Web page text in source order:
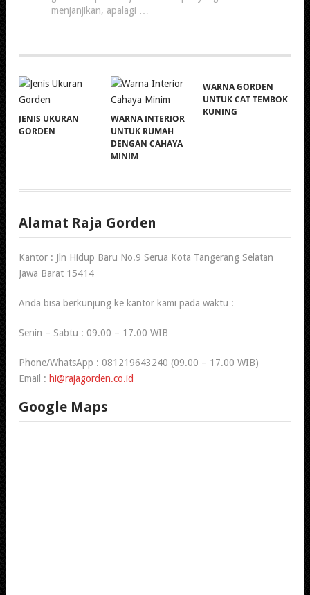
menjanjikan, apalagi …
JENIS UKURAN
GORDEN
WARNA INTERIOR
UNTUK RUMAH
DENGAN CAHAYA
MINIM
WARNA GORDEN
UNTUK CAT TEMBOK
KUNING
Alamat Raja Gorden
Kantor : Jln Hidup Baru No.9 Serua Kota Tangerang Selatan
Jawa Barat 15414
Anda bisa berkunjung ke kantor kami pada waktu :
Senin – Sabtu : 09.00 – 17.00 WIB
Phone/WhatsApp : 081219643240 (09.00 – 17.00 WIB)
Email : hi@rajagorden.co.id
Google Maps